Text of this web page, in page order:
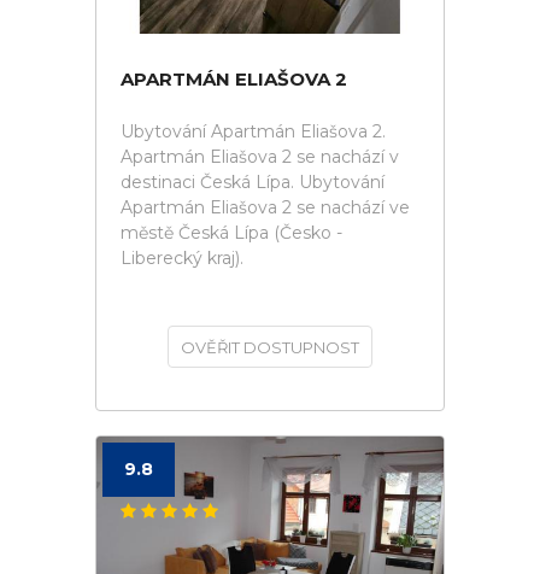
APARTMÁN ELIAŠOVA 2
Ubytování Apartmán Eliašova 2.
Apartmán Eliašova 2 se nachází v
destinaci Česká Lípa. Ubytování
Apartmán Eliašova 2 se nachází ve
městě Česká Lípa (Česko -
Liberecký kraj).
OVĚŘIT DOSTUPNOST
9.8